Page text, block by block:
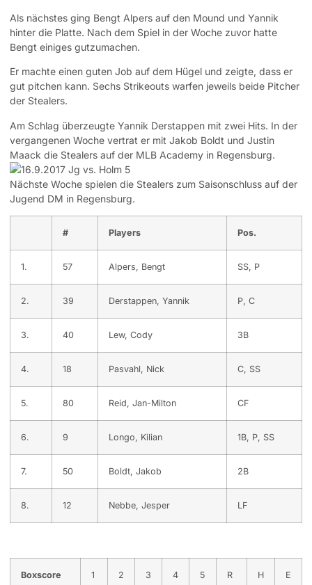
Als nächstes ging Bengt Alpers auf den Mound und Yannik
hinter die Platte. Nach dem Spiel in der Woche zuvor hatte
Bengt einiges gutzumachen.
Er machte einen guten Job auf dem Hügel und zeigte, dass er
gut pitchen kann. Sechs Strikeouts warfen jeweils beide Pitcher
der Stealers.
Am Schlag überzeugte Yannik Derstappen mit zwei Hits. In der
vergangenen Woche vertrat er mit Jakob Boldt und Justin
Maack die Stealers auf der MLB Academy in Regensburg.
Nächste Woche spielen die Stealers zum Saisonschluss auf der
Jugend DM in Regensburg.
# Players Pos.
1. 57 Alpers, Bengt SS, P
2. 39 Derstappen, Yannik P, C
3. 40 Lew, Cody 3B
4. 18 Pasvahl, Nick C, SS
5. 80 Reid, Jan-Milton CF
6. 9 Longo, Kilian 1B, P, SS
7. 50 Boldt, Jakob 2B
8. 12 Nebbe, Jesper LF
Boxscore 1 2 3 4 5 R H E